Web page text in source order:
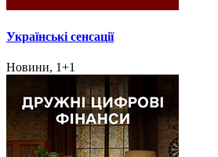
Українські сенсації
Новини, 1+1